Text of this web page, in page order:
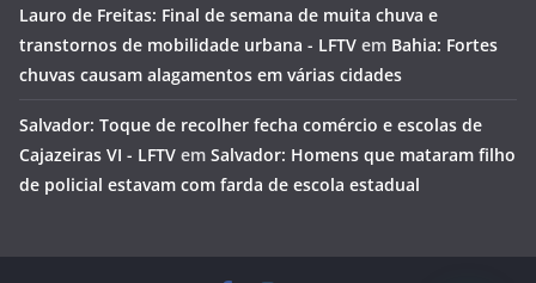
Lauro de Freitas: Final de semana de muita chuva e
transtornos de mobilidade urbana - LFTV em Bahia: Fortes
chuvas causam alagamentos em várias cidades
Salvador: Toque de recolher fecha comércio e escolas de
Cajazeiras VI - LFTV em Salvador: Homens que mataram filho
de policial estavam com farda de escola estadual